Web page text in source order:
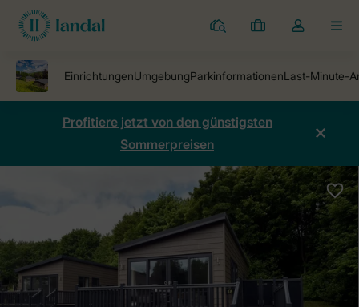
Ferienparks
Meine
Dropdown-
öffnen
Profitiere jetzt von den günstigsten
Sommerpreisen